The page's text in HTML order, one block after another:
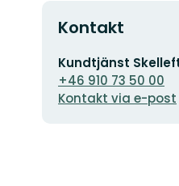
Kontakt
E-
postadress
Kundtjänst
+46 910 73 50 00
Kontakt via e-post